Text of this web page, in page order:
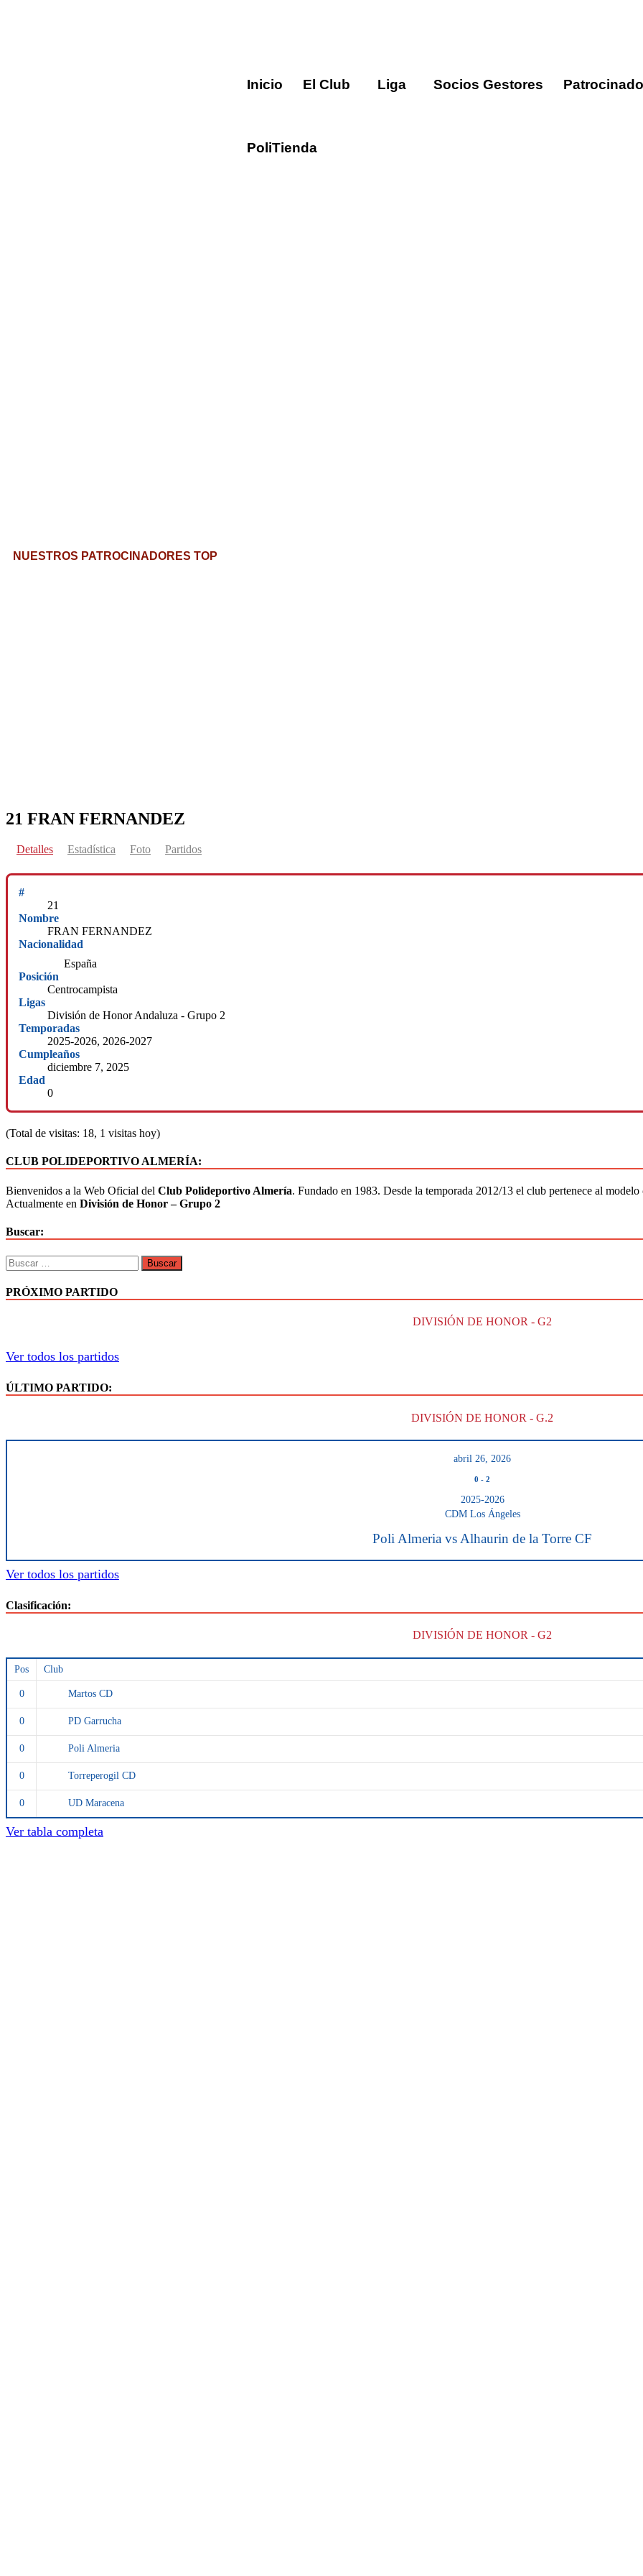
Inicio El Club Liga Socios Gestores
PoliTienda
NUESTROS PATROCINADORES TOP
21 FRAN FERNANDEZ
Detalles Estadística Foto Partidos
#
21
Nombre
FRAN FERNANDEZ
Nacionalidad
España
Posición
Centrocampista
Ligas
División de Honor Andaluza - Grupo 2
Temporadas
2025-2026, 2026-2027
Cumpleaños
diciembre 7, 2025
Edad
0
(Total de visitas: 18, 1 visitas hoy)
CLUB POLIDEPORTIVO ALMERÍA:
Bienvenidos a la Web Oficial del Club Polideportivo Almería. Fundado en 1983. Desde la temporada 2012/13 el club pertenece al modelo
Actualmente en División de Honor – Grupo 2
Buscar:
PRÓXIMO PARTIDO
DIVISIÓN DE HONOR - G2
Ver todos los partidos
ÚLTIMO PARTIDO:
DIVISIÓN DE HONOR - G.2
abril 26, 2026
0 - 2
2025-2026
CDM Los Ángeles
Poli Almeria vs Alhaurin de la Torre CF
Ver todos los partidos
Clasificación:
DIVISIÓN DE HONOR - G2
Pos Club
0 Martos CD
0 PD Garrucha
0 Poli Almeria
0 Torreperogil CD
0 UD Maracena
Ver tabla completa